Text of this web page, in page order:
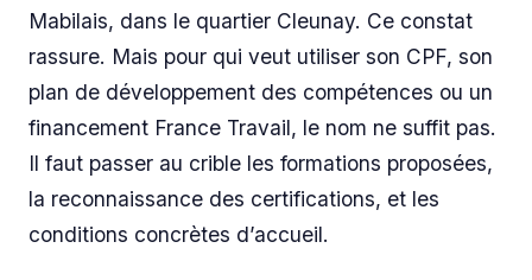
Mabilais, dans le quartier Cleunay. Ce constat
rassure. Mais pour qui veut utiliser son CPF, son
plan de développement des compétences ou un
financement France Travail, le nom ne suffit pas.
Il faut passer au crible les formations proposées,
la reconnaissance des certifications, et les
conditions concrètes d’accueil.